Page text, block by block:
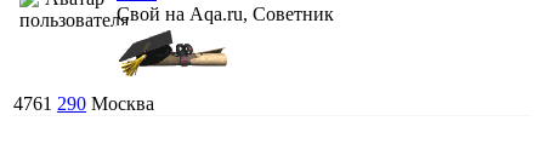
Свой на Aqa.ru, Советник
4761 290 Москва